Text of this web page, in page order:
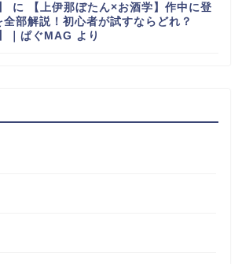
に
【上伊那ぼたん×お酒学】作中に登
部解説！初心者が試すならどれ？
｜ぱぐMAG より